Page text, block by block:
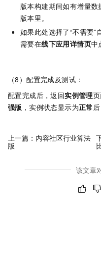
版本构建期间如有增量
版本里。
如果此处选择了“不需要”
需要在线下应用详情页中
​（8）配置完成及测试：
​配置完成后，返回实例管理
强版 ，实例状态显示为正常
上一篇： 内容社区行业算法
版
该文章